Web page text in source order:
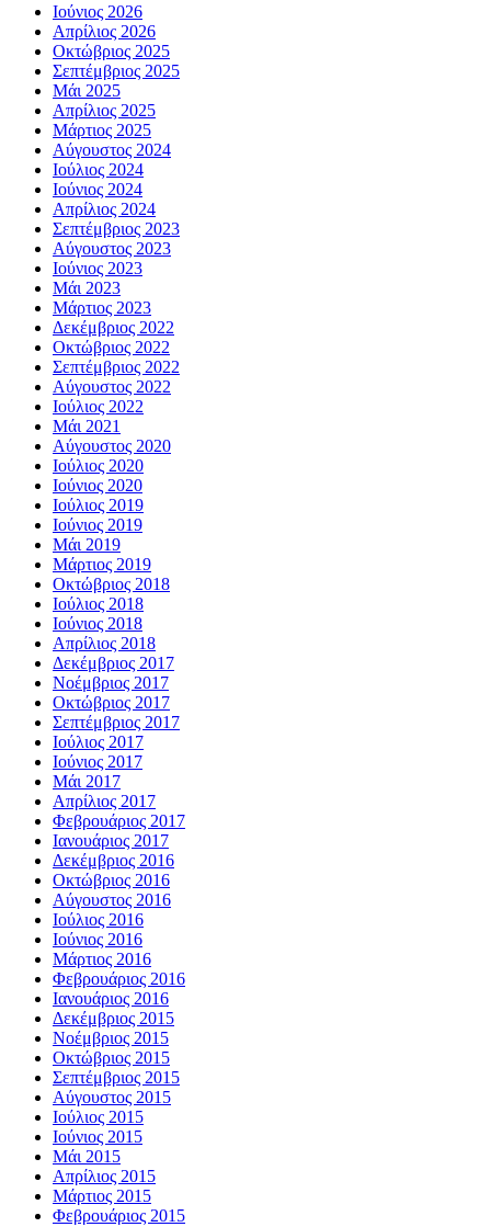
Ιούνιος 2026
Απρίλιος 2026
Οκτώβριος 2025
Σεπτέμβριος 2025
Μάι 2025
Απρίλιος 2025
Μάρτιος 2025
Αύγουστος 2024
Ιούλιος 2024
Ιούνιος 2024
Απρίλιος 2024
Σεπτέμβριος 2023
Αύγουστος 2023
Ιούνιος 2023
Μάι 2023
Μάρτιος 2023
Δεκέμβριος 2022
Οκτώβριος 2022
Σεπτέμβριος 2022
Αύγουστος 2022
Ιούλιος 2022
Μάι 2021
Αύγουστος 2020
Ιούλιος 2020
Ιούνιος 2020
Ιούλιος 2019
Ιούνιος 2019
Μάι 2019
Μάρτιος 2019
Οκτώβριος 2018
Ιούλιος 2018
Ιούνιος 2018
Απρίλιος 2018
Δεκέμβριος 2017
Νοέμβριος 2017
Οκτώβριος 2017
Σεπτέμβριος 2017
Ιούλιος 2017
Ιούνιος 2017
Μάι 2017
Απρίλιος 2017
Φεβρουάριος 2017
Ιανουάριος 2017
Δεκέμβριος 2016
Οκτώβριος 2016
Αύγουστος 2016
Ιούλιος 2016
Ιούνιος 2016
Μάρτιος 2016
Φεβρουάριος 2016
Ιανουάριος 2016
Δεκέμβριος 2015
Νοέμβριος 2015
Οκτώβριος 2015
Σεπτέμβριος 2015
Αύγουστος 2015
Ιούλιος 2015
Ιούνιος 2015
Μάι 2015
Απρίλιος 2015
Μάρτιος 2015
Φεβρουάριος 2015